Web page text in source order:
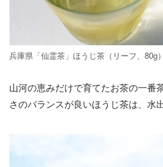
兵庫県「仙霊茶」ほうじ茶（リーフ、80g
山河の恵みだけで育てたお茶の一番
さのバランスが良いほうじ茶は、水